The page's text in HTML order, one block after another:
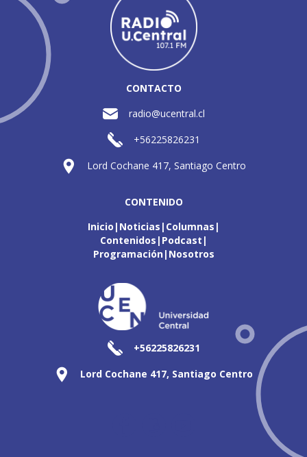
CONTACTO
radio@ucentral.cl
+56225826231
Lord Cochane 417, Santiago Centro
CONTENIDO
Inicio Noticias Columnas
Contenidos Podcast
Programación Nosotros
+56225826231
Lord Cochane 417, Santiago Centro